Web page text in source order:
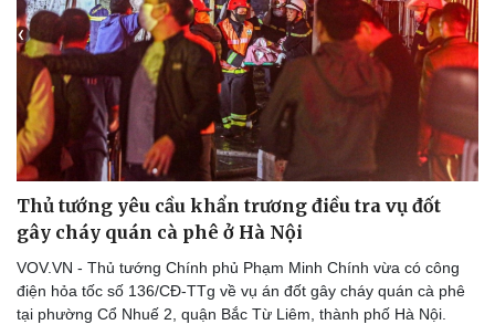
Thủ tướng yêu cầu khẩn trương điều tra vụ đốt
gây cháy quán cà phê ở Hà Nội
VOV.VN - Thủ tướng Chính phủ Phạm Minh Chính vừa có công
điện hỏa tốc số 136/CĐ-TTg về vụ án đốt gây cháy quán cà phê
tại phường Cổ Nhuế 2, quận Bắc Từ Liêm, thành phố Hà Nội.